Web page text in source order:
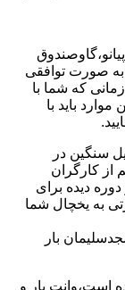
صورت توافقی
که شما با
باید با
سنگین در
کارگران
دیده برای
به یخچال شما
بار
است،وانت بار و